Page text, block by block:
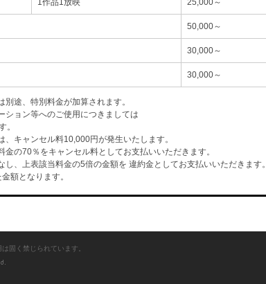
1作品1放映 25,000～
50,000～
30,000～
30,000～
途、特別料金が加算されます。
ョン等へのご使用につきましては
。
キャンセル料10,000円が発生いたします。
の70％をキャンセル料としてお支払いいただきます。
、上表該当料金の5倍の金額を 違約金としてお支払いいただきます。
額となります。
固く禁じられています。